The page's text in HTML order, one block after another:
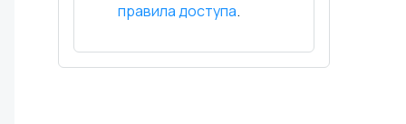
правила доступа.